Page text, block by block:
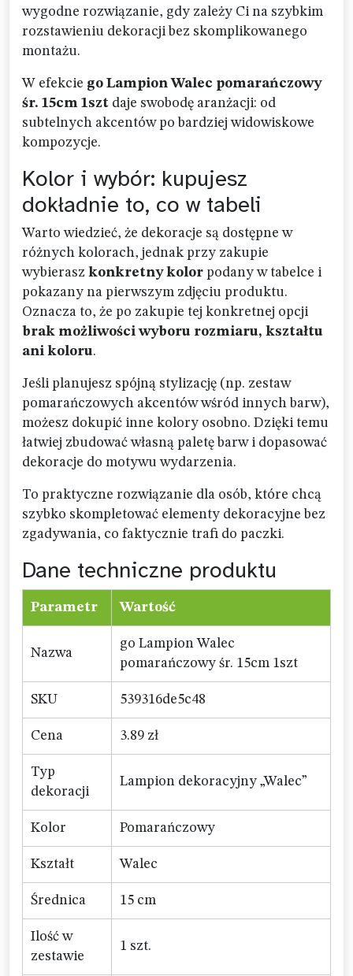
wygodne rozwiązanie, gdy zależy Ci na szybkim
rozstawieniu dekoracji bez skomplikowanego
montażu.
W efekcie go Lampion Walec pomarańczowy
śr. 15cm 1szt daje swobodę aranżacji: od
subtelnych akcentów po bardziej widowiskowe
kompozycje.
Kolor i wybór: kupujesz
dokładnie to, co w tabeli
Warto wiedzieć, że dekoracje są dostępne w
różnych kolorach, jednak przy zakupie
wybierasz konkretny kolor podany w tabelce i
pokazany na pierwszym zdjęciu produktu.
Oznacza to, że po zakupie tej konkretnej opcji
brak możliwości wyboru rozmiaru, kształtu
ani koloru.
Jeśli planujesz spójną stylizację (np. zestaw
pomarańczowych akcentów wśród innych barw),
możesz dokupić inne kolory osobno. Dzięki temu
łatwiej zbudować własną paletę barw i dopasować
dekoracje do motywu wydarzenia.
To praktyczne rozwiązanie dla osób, które chcą
szybko skompletować elementy dekoracyjne bez
zgadywania, co faktycznie trafi do paczki.
Dane techniczne produktu
Parametr Wartość
Nazwa
go Lampion Walec
pomarańczowy śr. 15cm 1szt
SKU 539316de5c48
Cena 3.89 zł
Typ
dekoracji
Lampion dekoracyjny „Walec”
Kolor Pomarańczowy
Kształt Walec
Średnica 15 cm
Ilość w
zestawie
1 szt.